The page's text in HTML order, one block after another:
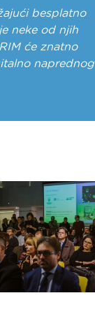
besplatno
neke od njih
će znatno
naprednog